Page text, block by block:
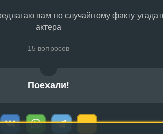
вам по случайному факту
актера
15 вопросов
Поехали!